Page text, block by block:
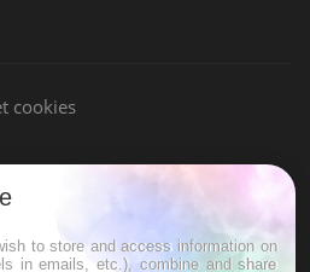
cookies
to store and access information on
in emails, etc.), combine and share